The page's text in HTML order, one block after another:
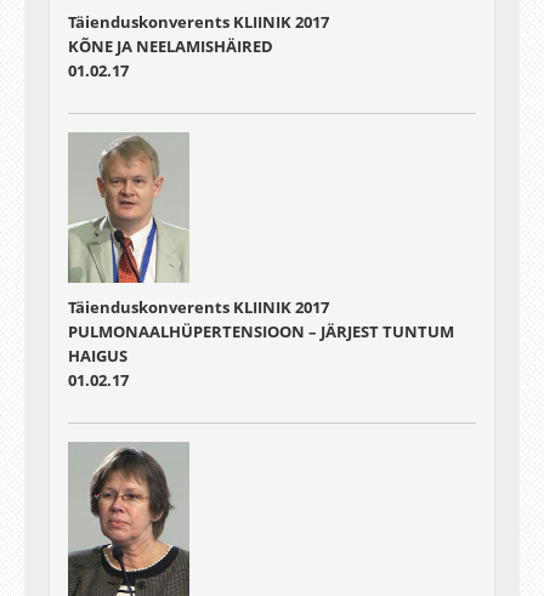
Täienduskonverents KLIINIK 2017
KÕNE JA NEELAMISHÄIRED
01.02.17
Täienduskonverents KLIINIK 2017
PULMONAALHÜPERTENSIOON – JÄRJEST TUNTUM
HAIGUS
01.02.17